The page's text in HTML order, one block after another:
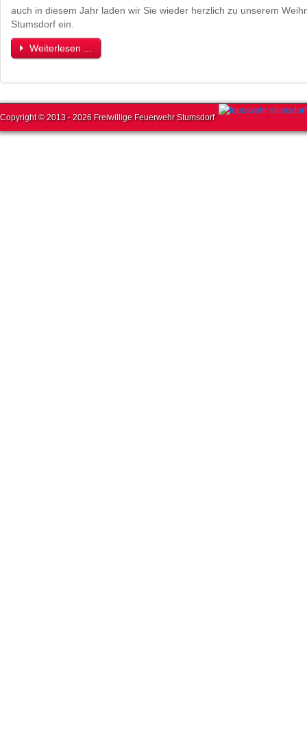
auch in diesem Jahr laden wir Sie wieder herzlich zu unserem
Stumsdorf ein.
Weiterlesen ...
Copyright © 2013 - 2026 Freiwillige Feuerwehr Stumsdorf